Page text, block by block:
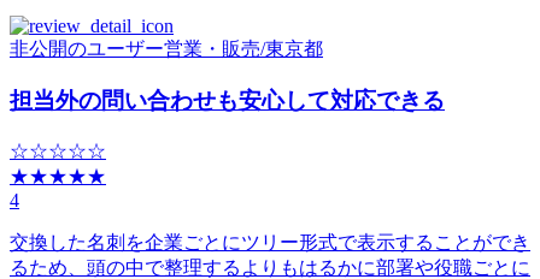
非公開のユーザー営業・販売/東京都
担当外の問い合わせも安心して対応できる
☆☆☆☆☆
★★★★★
4
交換した名刺を企業ごとにツリー形式で表示することができ
るため、頭の中で整理するよりもはるかに部署や役職ごとに